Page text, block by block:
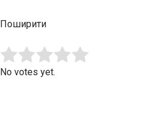
Поширити
Rate this item:
No votes yet.